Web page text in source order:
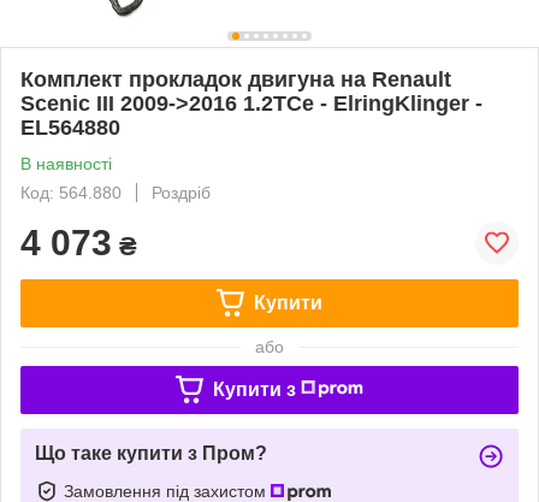
Комплект прокладок двигуна на Renault
Scenic III 2009->2016 1.2TCe - ElringKlinger -
EL564880
В наявності
Код: 564.880
Роздріб
4 073 ₴
Купити
або
Купити з
Що таке купити з Пром?
Замовлення під захистом